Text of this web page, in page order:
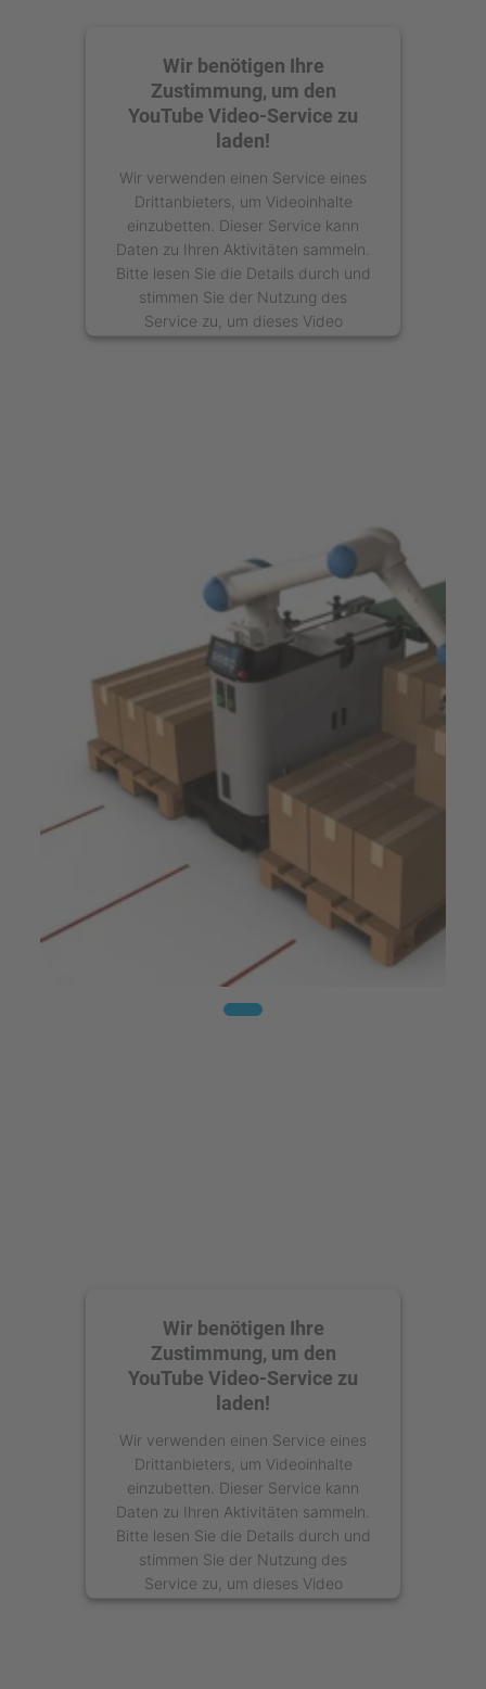
Wir benötigen Ihre
Zustimmung, um den
YouTube Video-Service zu
laden!
Wir verwenden einen Service eines
Drittanbieters, um Videoinhalte
einzubetten. Dieser Service kann
Daten zu Ihren Aktivitäten sammeln.
Bitte lesen Sie die Details durch und
stimmen Sie der Nutzung des
Service zu, um dieses Video
anzusehen.
Wir benötigen Ihre
Zustimmung, um den
YouTube Video-Service zu
laden!
Wir verwenden einen Service eines
Drittanbieters, um Videoinhalte
einzubetten. Dieser Service kann
Daten zu Ihren Aktivitäten sammeln.
Bitte lesen Sie die Details durch und
stimmen Sie der Nutzung des
Service zu, um dieses Video
anzusehen.